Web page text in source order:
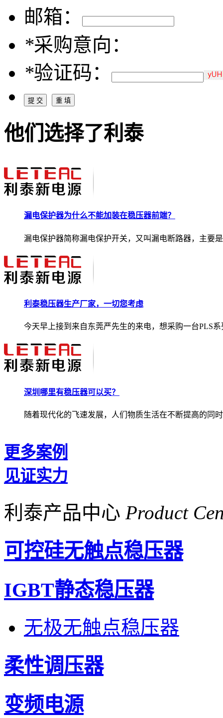
邮箱：
*采购意向：
*验证码：
他们选择了利泰
漏电保护器为什么不能加装在稳压器前端？
漏电保护器简称漏电保护开关，又叫漏电断路器，主要
利泰稳压器生产厂家，一切您考虑
今天早上接到来自东莞严先生的来电，想采购一台PLS系
深圳哪里有稳压器可以买？
随着现代化的飞速发展，人们物质生活在不断提高的同
更多案例
见证实力
利泰产品中心 Product
可控硅无触点稳压器
IGBT静态稳压器
无极无触点稳压器
柔性调压器
变频电源